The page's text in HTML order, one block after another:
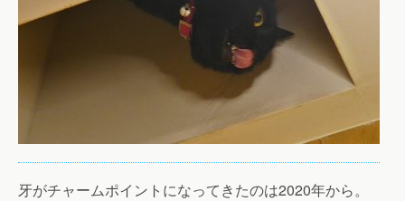
牙がチャームポイントになってきたのは2020年から。